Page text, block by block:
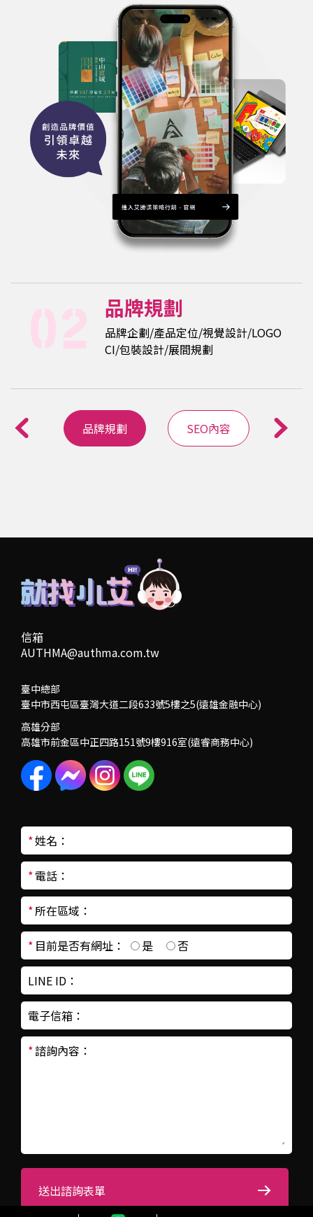
SEO內容
搜尋結果優化/網站優化/網站排名提
升/內容文章
劃 SEO內容 網站設計
信箱
AUTHMA@authma.com.tw
臺中總部
臺中市西屯區臺灣大道二段633號5樓之5(遠雄金融中心)
高雄分部
高雄市前金區中正四路151號9樓916室(遠睿商務中心)
*姓名：
*電話：
*所在區域：
* 目前是否有網址： 是 否
LINE ID：
電子信箱：
*諮詢內容：
送出諮詢表單